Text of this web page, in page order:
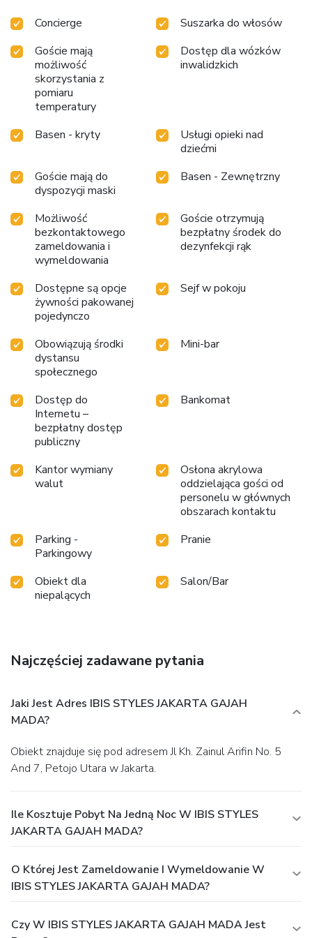
venture out for a meal, the enticing culinary choices at hotel
unforgettable evening with your fellow travelers just a
short distance away, at hotel's bar. Indulge in the numerous
pursuits available at IBIS STYLES JAKARTA GAJAH
MADA.Unwind after a long day by stopping by massage
and spa to rejuvenate your senses.Each day at hotel,
immerse yourself in the invigorating waters of the pool,
perfect for a rejuvenating plunge or a series of revitalizing
Concierge
Suszarka do włosów
Goście mają
możliwość
skorzystania z
pomiaru
temperatury
Dostęp dla wózków
inwalidzkich
Basen - kryty
Usługi opieki nad
dziećmi
Goście mają do
dyspozycji maski
Basen - Zewnętrzny
Możliwość
bezkontaktowego
zameldowania i
wymeldowania
Goście otrzymują
bezpłatny środek do
dezynfekcji rąk
Dostępne są opcje
żywności pakowanej
pojedynczo
Sejf w pokoju
Obowiązują środki
dystansu
społecznego
Mini-bar
Dostęp do
Internetu –
bezpłatny dostęp
publiczny
Bankomat
Kantor wymiany
walut
Osłona akrylowa
oddzielająca gości od
personelu w głównych
obszarach kontaktu
Parking -
Parkingowy
Pranie
Obiekt dla
niepalących
Salon/Bar
Najczęściej zadawane pytania
Jaki Jest Adres IBIS STYLES JAKARTA GAJAH
MADA?
Obiekt znajduje się pod adresem Jl Kh. Zainul Arifin No. 5
And 7, Petojo Utara w Jakarta.
Ile Kosztuje Pobyt Na Jedną Noc W IBIS STYLES
JAKARTA GAJAH MADA?
O Której Jest Zameldowanie I Wymeldowanie W
IBIS STYLES JAKARTA GAJAH MADA?
Czy W IBIS STYLES JAKARTA GAJAH MADA Jest